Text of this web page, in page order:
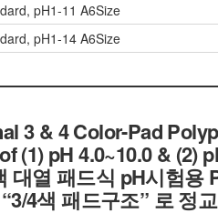
pH1-11 A6Size
pH1-14 A6Size
3 & 4 Color-Pad
(1) pH 4.0~10.0 & (2)
대열 패드식 pH시험용
4색 패드구조” 로 정